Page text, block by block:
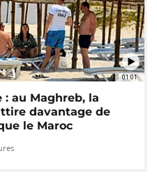
01:01
: au Maghreb, la
davantage de
le Maroc